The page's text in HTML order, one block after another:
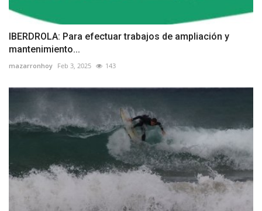
IBERDROLA: Para efectuar trabajos de ampliación y
mantenimiento...
mazarronhoy Feb 3, 2025 143